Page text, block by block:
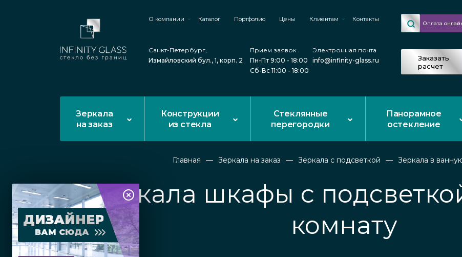
О компании Каталог Портфолио Цены Клиентам Контакты
Санкт-Петербург,
Измайловский бул., 1, корп. 2
Прием заявок
Пн-Пт 9:00 - 18:00
Сб-Вс 11:00 - 18:00
Электронная почта
info@infinity-glass.ru
Оплата
Заказать
расчет
Зеркала
на заказ
Конструкции
из стекла
Стеклянные
перегородки
Панорамное
остекление
Главная Зеркала на заказ Зеркала с подсветкой Зеркала в
Зеркала шкафы с
комнату
ДИЗАЙНЕР
ВАМ СЮДА